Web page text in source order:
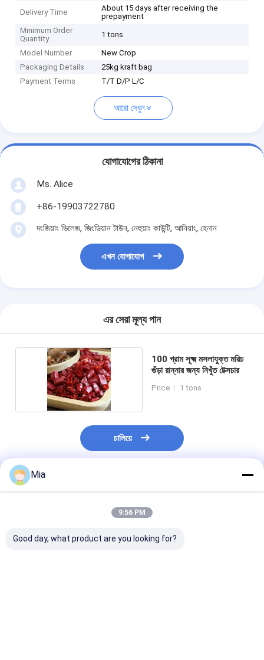
Delivery Time
About 15 days after receiving the
prepayment
Minimum Order
Quantity
1 tons
Model Number
New Crop
Packaging Details
25kg kraft bag
Payment Terms
T/T D/P L/C
আরো দেখুন
যোগাযোগের ঠিকানা
Ms. Alice
+86-19903722780
দংজিয়াং ভিলেজ, জিংডিয়ান টাউন, নেহুয়াং কাউন্টি, আনিয়াং, হেনান
এখন যোগাযোগ
এর সেরা মূল্য পান
100 গ্রাম সূক্ষ্ম মসলাযুক্ত মরিচ
গুঁড়া রান্নার জন্য নিখুঁত টেক্সচার
Price： 1 tons
চালিয়ে
প্রস্তাবিত পণ্য
Mia
9:56 PM
Good day, what product are you looking for?